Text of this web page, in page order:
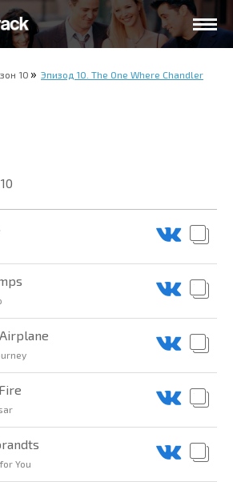
10
Эпизод 10. The One Where Chandler
You